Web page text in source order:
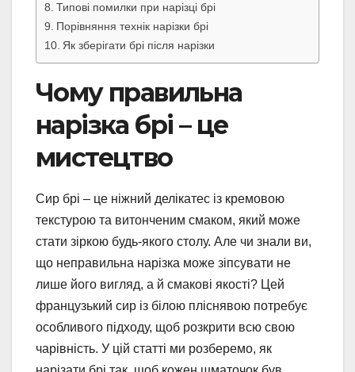
Типові помилки при нарізці брі
Порівняння технік нарізки брі
Як зберігати брі після нарізки
Чому правильна
нарізка брі – це
мистецтво
Сир брі – це ніжний делікатес із кремовою
текстурою та витонченим смаком, який може
стати зіркою будь-якого столу. Але чи знали ви,
що неправильна нарізка може зіпсувати не
лише його вигляд, а й смакові якості? Цей
французький сир із білою пліснявою потребує
особливого підходу, щоб розкрити всю свою
чарівність. У цій статті ми розберемо, як